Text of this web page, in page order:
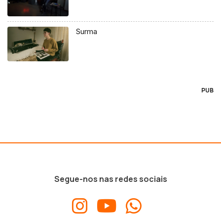
Surma
PUB
Segue-nos nas redes sociais